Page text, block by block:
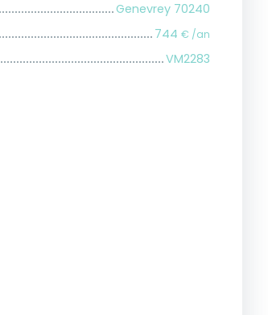
Genevrey 70240
744 € /an
VM2283